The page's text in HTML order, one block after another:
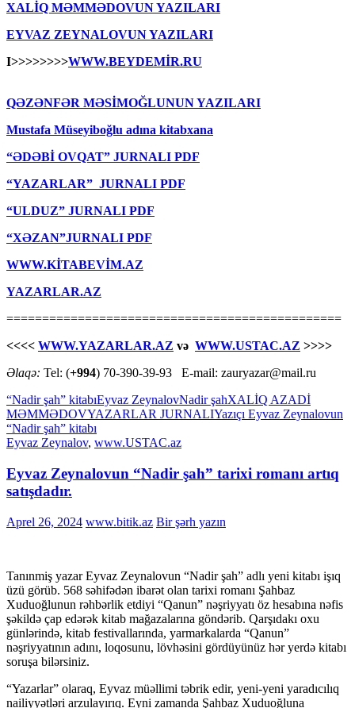
XALİQ MƏMMƏDOVUN YAZILARI
EYVAZ ZEYNALOVUN YAZILARI
I>>>>>>>>WWW.BEYDEMİR.RU
QƏZƏNFƏR MƏSİMOĞLUNUN YAZILARI
Mustafa Müseyiboğlu adına kitabxana
“ƏDƏBİ OVQAT” JURNALI PDF
“YAZARLAR” JURNALI PDF
“ULDUZ” JURNALI PDF
“XƏZAN”JURNALI PDF
WWW.KİTABEVİM.AZ
YAZARLAR.AZ
===============================================
<<<< WWW.YAZARLAR.AZ və WWW.USTAC.AZ >>>>
Əlaqə: Tel: (+994) 70-390-39-93 E-mail: zauryazar@mail.ru
“Nadir şah” kitabıEyvaz ZeynalovNadir şahXALİQ AZADİ
MƏMMƏDOVYAZARLAR JURNALIYazıçı Eyvaz Zeynalovun
“Nadir şah” kitabı
Eyvaz Zeynalov, www.USTAC.az
Eyvaz Zeynalovun “Nadir şah” tarixi romanı artıq
satışdadır.
Aprel 26, 2024 www.bitik.az Bir şərh yazın
Tanınmiş yazar Eyvaz Zeynalovun “Nadir şah” adlı yeni kitabı işıq
üzü görüb. 568 səhifədən ibarət olan tarixi romanı Şahbaz
Xuduoğlunun rəhbərlik etdiyi “Qanun” nəşriyyatı öz hesabına nəfis
şəkildə çap edərək kitab mağazalarına göndərib. Qarşıdakı oxu
günlərində, kitab festivallarında, yarmarkalarda “Qanun”
nəşriyyatının adını, loqosunu, lövhəsini gördüyünüz hər yerdə kitabı
soruşa bilərsiniz.
“Yazarlar” olaraq, Eyvaz müəllimi təbrik edir, yeni-yeni yaradıcılıq
nailiyyətləri arzulayırıq. Eyni zamanda Şahbaz Xuduoğluna